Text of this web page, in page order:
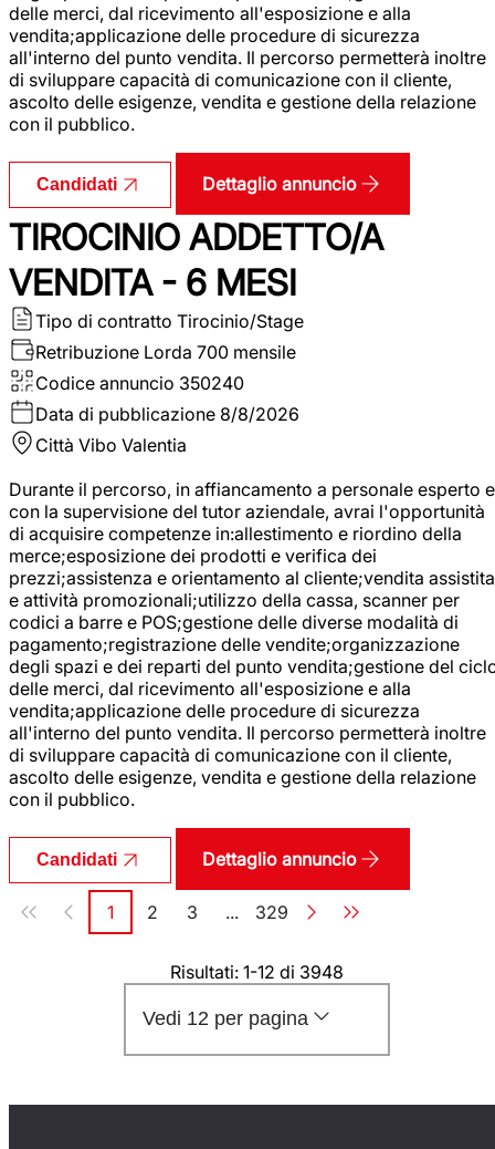
delle merci, dal ricevimento all'esposizione e alla
vendita;applicazione delle procedure di sicurezza
all'interno del punto vendita. Il percorso permetterà inoltre
di sviluppare capacità di comunicazione con il cliente,
ascolto delle esigenze, vendita e gestione della relazione
con il pubblico.
Candidati Dettaglio annuncio
TIROCINIO ADDETTO/A
VENDITA - 6 MESI
Tipo di contratto Tirocinio/Stage
Retribuzione Lorda 700 mensile
Codice annuncio 350240
Data di pubblicazione 8/8/2026
Città Vibo Valentia
Durante il percorso, in affiancamento a personale esperto e
con la supervisione del tutor aziendale, avrai l'opportunità
di acquisire competenze in:allestimento e riordino della
merce;esposizione dei prodotti e verifica dei
prezzi;assistenza e orientamento al cliente;vendita assistita
e attività promozionali;utilizzo della cassa, scanner per
codici a barre e POS;gestione delle diverse modalità di
pagamento;registrazione delle vendite;organizzazione
degli spazi e dei reparti del punto vendita;gestione del
delle merci, dal ricevimento all'esposizione e alla
vendita;applicazione delle procedure di sicurezza
all'interno del punto vendita. Il percorso permetterà inoltre
di sviluppare capacità di comunicazione con il cliente,
ascolto delle esigenze, vendita e gestione della relazione
con il pubblico.
Candidati Dettaglio annuncio
Paginazione
Pagina
1 Pagina
2 Pagina
3 ... Pagina
329
Risultati: 1-12 di 3948
Vedi 12 per pagina